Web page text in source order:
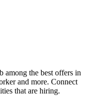
among the best offers in
and more. Connect
that are hiring.